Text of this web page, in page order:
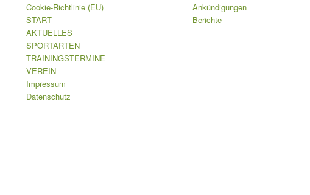
Cookie-Richtlinie (EU)
START
AKTUELLES
SPORTARTEN
TRAININGSTERMINE
VEREIN
Impressum
Datenschutz
Ankündigungen
Berichte